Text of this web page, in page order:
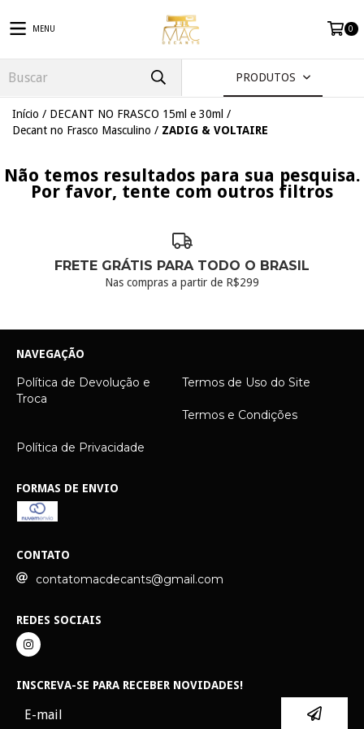
MENU 0
PRODUTOS
Início / DECANT NO FRASCO 15ml e 30ml /
Decant no Frasco Masculino / ZADIG & VOLTAIRE
Não temos resultados para sua pesquisa.
Por favor, tente com outros filtros
FRETE GRÁTIS PARA TODO O BRASIL
Nas compras a partir de R$299
NAVEGAÇÃO
Política de Devolução e
Troca
Termos de Uso do Site
Termos e Condições
Política de Privacidade
FORMAS DE ENVIO
CONTATO
contatomacdecants@gmail.com
REDES SOCIAIS
INSCREVA-SE PARA RECEBER NOVIDADES!